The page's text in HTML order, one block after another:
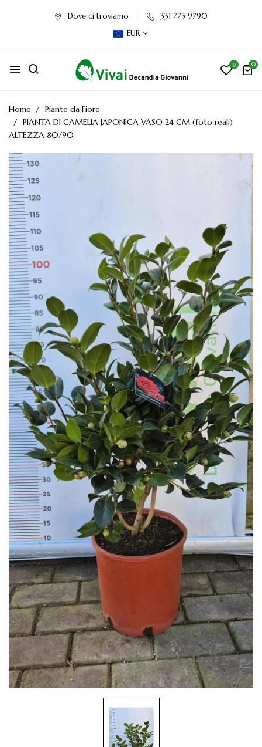
Dove ci troviamo
331 775 9790
EUR
0 0
Home
Piante da Fiore
PIANTA DI CAMELIA JAPONICA VASO 24 CM (foto reali)
ALTEZZA 80/90